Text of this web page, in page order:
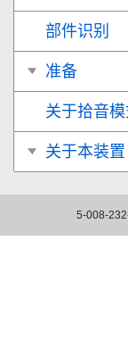
部件识别
准备
关于拾音
关于本装置
5-008-